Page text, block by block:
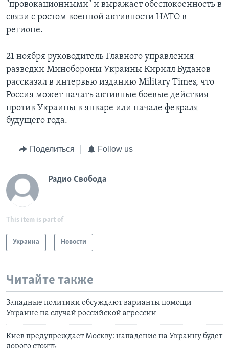
"провокационными" и выражает обеспокоенность в
связи с ростом военной активности НАТО в
регионе.
21 ноября руководитель Главного управления
разведки Минобороны Украины Кирилл Буданов
рассказал в интервью изданию Military Times, что
Россия может начать активные боевые действия
против Украины в январе или начале февраля
будущего года.
Поделиться Follow us
Радио Свобода
This item is part of
Украина Новости
Читайте также
Западные политики обсуждают варианты помощи
Украине на случай российской агрессии
Киев предупреждает Москву: нападение на Украину будет